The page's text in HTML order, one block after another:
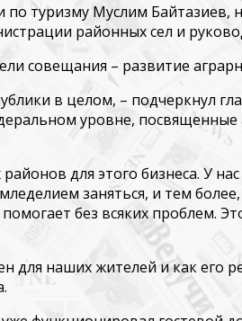
по туризму Муслим
районных сел и
совещания – развитие
в целом, – подчеркнул
уровне,
для этого бизнеса. У
заняться, и тем
без всяких проблем.
для наших жителей и как